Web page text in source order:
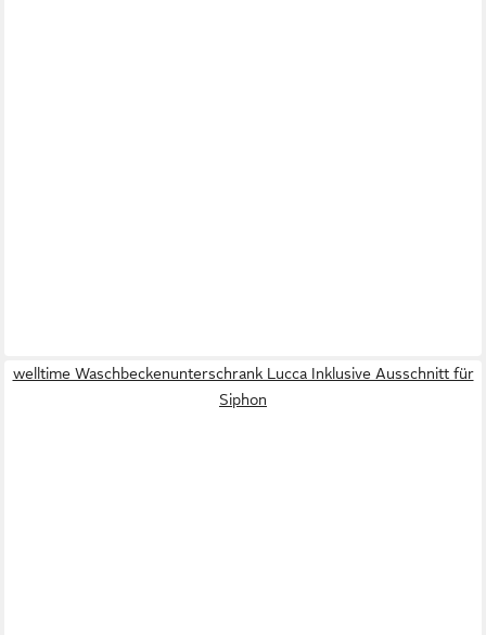
welltime Waschbeckenunterschrank Lucca Inklusive Ausschnitt für
Siphon